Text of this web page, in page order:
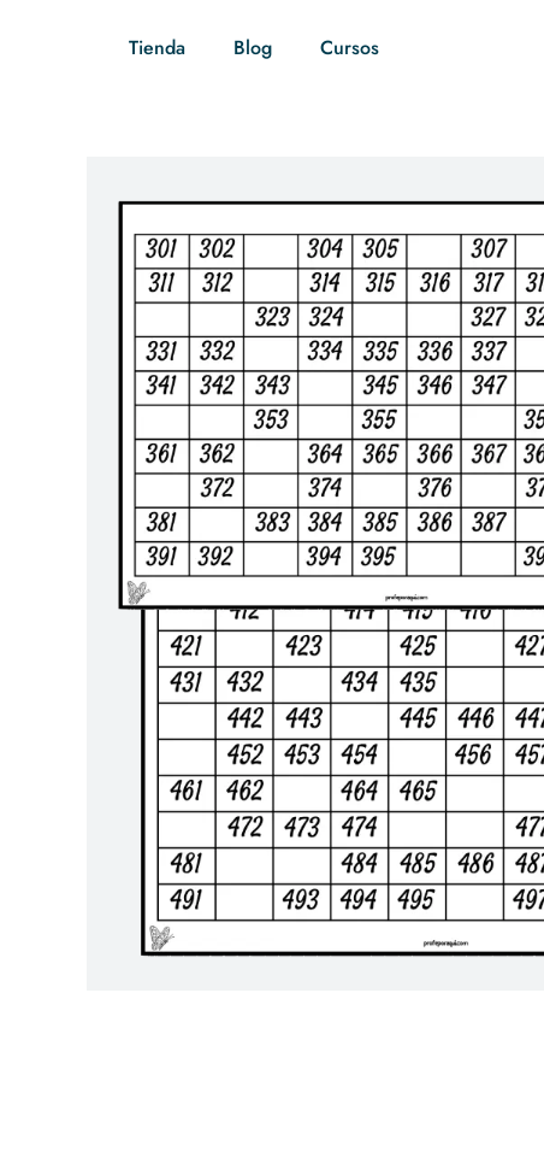
Tienda Blog Cursos